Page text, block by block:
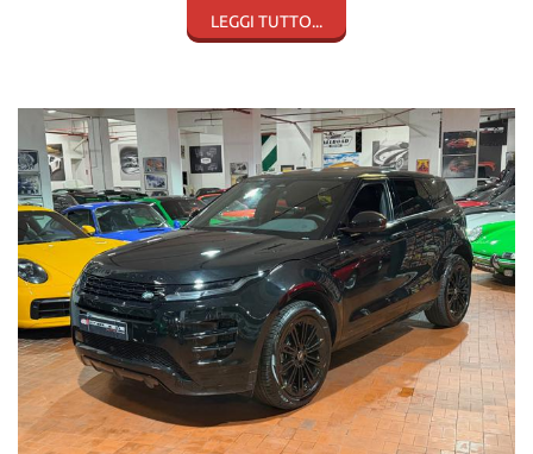
Tettino Apribile Panorama
Cerchi in lega
Trazione integrale
Cruise Control
Audio Meridian
Land Rover Drive Assist
Telecamere
Sensori Parcheggio
Cambio automatico e sequenziale
Vetri oscurati
Prezzo comprensivo di iva esposta
Visibile presso la nostra sede di via A.De Viti de Marco 48 Roma
LEGGI TUTTO...